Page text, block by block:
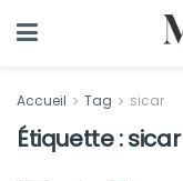
Accueil Tag sicar
Étiquette :sicar